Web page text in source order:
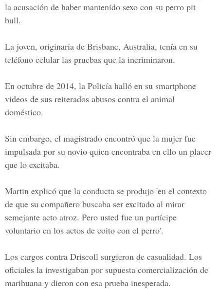
la acusación de haber mantenido sexo con su perro pit
bull.
La joven, originaria de Brisbane, Australia, tenía en su
teléfono celular las pruebas que la incriminaron.
En octubre de 2014, la Policía halló en su smartphone
videos de sus reiterados abusos contra el animal
doméstico.
Sin embargo, el magistrado encontró que la mujer fue
impulsada por su novio quien encontraba en ello un placer
que lo excitaba.
Martin explicó que la conducta se produjo 'en el contexto
de que su compañero buscaba ser excitado al mirar
semejante acto atroz. Pero usted fue un partícipe
voluntario en los actos de coito con el perro'.
Los cargos contra Driscoll surgieron de casualidad. Los
oficiales la investigaban por supuesta comercialización de
marihuana y dieron con esa prueba inesperada.